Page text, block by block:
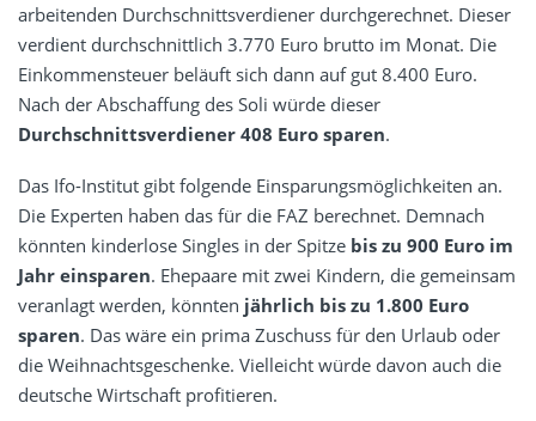
arbeitenden Durchschnittsverdiener durchgerechnet. Dieser
verdient durchschnittlich 3.770 Euro brutto im Monat. Die
Einkommensteuer beläuft sich dann auf gut 8.400 Euro.
Nach der Abschaffung des Soli würde dieser
Durchschnittsverdiener 408 Euro sparen.
Das Ifo-Institut gibt folgende Einsparungsmöglichkeiten an.
Die Experten haben das für die FAZ berechnet. Demnach
könnten kinderlose Singles in der Spitze bis zu 900 Euro im
Jahr einsparen. Ehepaare mit zwei Kindern, die gemeinsam
veranlagt werden, könnten jährlich bis zu 1.800 Euro
sparen. Das wäre ein prima Zuschuss für den Urlaub oder
die Weihnachtsgeschenke. Vielleicht würde davon auch die
deutsche Wirtschaft profitieren.